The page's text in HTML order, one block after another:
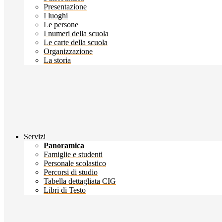
Presentazione
I luoghi
Le persone
I numeri della scuola
Le carte della scuola
Organizzazione
La storia
Servizi
Panoramica
Famiglie e studenti
Personale scolastico
Percorsi di studio
Tabella dettagliata CIG
Libri di Testo